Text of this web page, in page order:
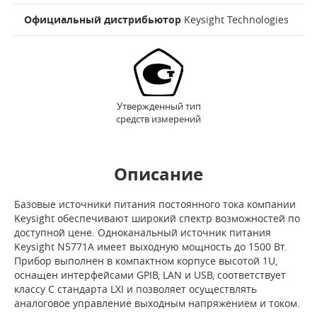
Официальный дистрибьютор Keysight Technologies
Утвержденный тип
средств измерений
Описание
Базовые источники питания постоянного тока компании
Keysight обеспечивают широкий спектр возможностей по
доступной цене. Одноканальный источник питания
Keysight N5771A имеет выходную мощность до 1500 Вт.
Прибор выполнен в компактном корпусе высотой 1U,
оснащен интерфейсами GPIB, LAN и USB, соответствует
классу C стандарта LXI и позволяет осуществлять
аналоговое управление выходным напряжением и током.